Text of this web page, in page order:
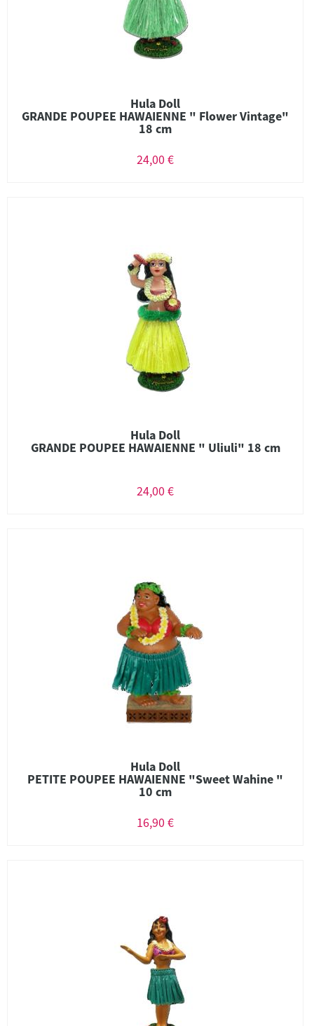
Hula Doll
GRANDE POUPEE HAWAIENNE " Flower Vintage"
18 cm
24,00 €
Hula Doll
GRANDE POUPEE HAWAIENNE " Uliuli" 18 cm
24,00 €
Hula Doll
PETITE POUPEE HAWAIENNE "Sweet Wahine "
10 cm
16,90 €